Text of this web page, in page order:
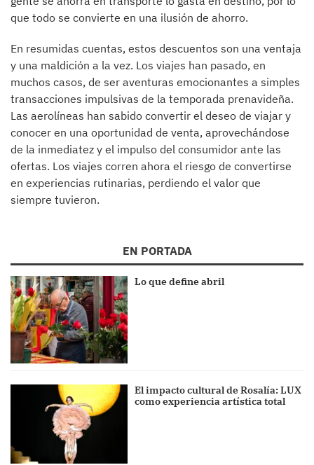
que todo se convierte en una ilusión de ahorro.
En resumidas cuentas, estos descuentos son una ventaja
y una maldición a la vez. Los viajes han pasado, en
muchos casos, de ser aventuras emocionantes a simples
transacciones impulsivas de la temporada prenavideña.
Las aerolíneas han sabido convertir el deseo de viajar y
conocer en una oportunidad de venta, aprovechándose
de la inmediatez y el impulso del consumidor ante las
ofertas. Los viajes corren ahora el riesgo de convertirse
en experiencias rutinarias, perdiendo el valor que
siempre tuvieron.
EN PORTADA
Lo que define abril
El impacto cultural de Rosalía: LUX
como experiencia artística total